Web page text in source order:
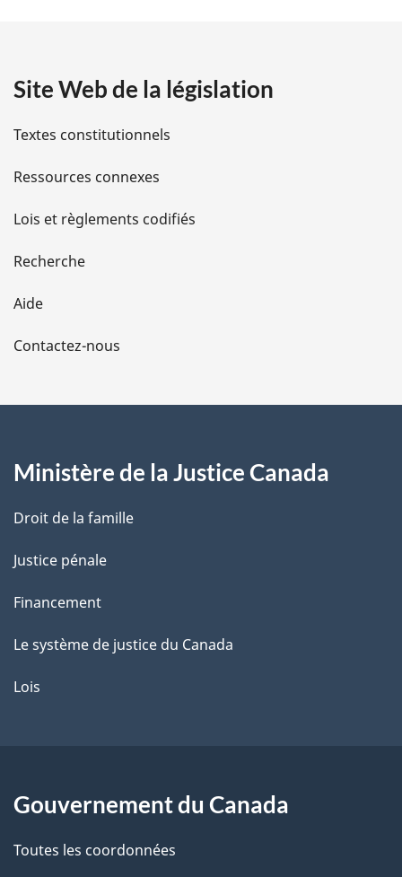
i
l
s
d
e
l
a
e
Site Web de la législation
Textes constitutionnels
Ressources connexes
Lois et règlements codifiés
Recherche
Aide
Contactez-nous
Ministère de la Justice Canada
Droit de la famille
Justice pénale
Financement
Le système de justice du Canada
Lois
Gouvernement du Canada
Toutes les coordonnées